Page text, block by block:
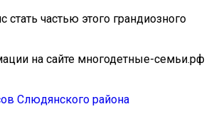
стать частью этого грандиозного
на сайте многодетные-семьи.рф
Слюдянского района